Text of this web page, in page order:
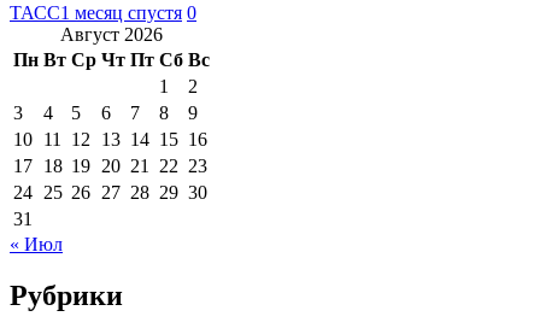
ТАСС1 месяц спустя 0
Август 2026
Пн Вт Ср Чт Пт Сб Вс
1
2
3
4 5 6 7 8
9
10 11 12 13 14 15 16
17 18 19 20 21 22 23
24 25 26 27 28 29 30
31
« Июл
Рубрики